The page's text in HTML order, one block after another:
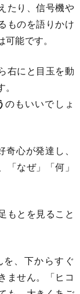
たり、信号機や
ものを語りかけ
能です。
右にと目玉を動
のもいいでしょ
心が発達し、
なぜ」「何」
もとを見ること
、下からすぐ
ません。「ヒコ